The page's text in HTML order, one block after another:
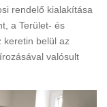
rendelő kialakítása
a Terület- és
keretin belül az
valósult